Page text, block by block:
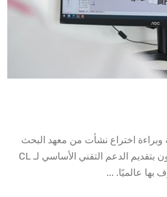
أساسية وبراءة اختراع نشأت من معهد البحث
والتطوير CL. وهم ملتزمون بتقديم الدعم التقني الأساسي لـ CL
بها عالميًا. ...